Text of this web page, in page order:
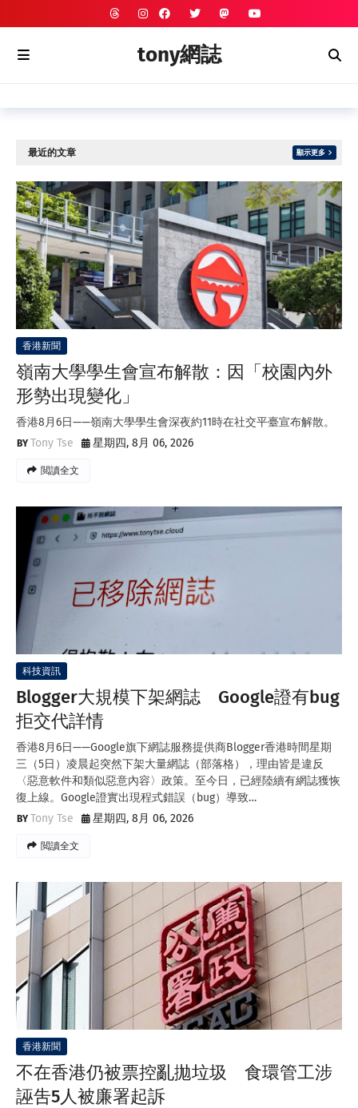
tony網誌
最近的文章 顯示更多
香港新聞
嶺南大學學生會宣布解散：因「校園內外
形勢出現變化」
香港8月6日——嶺南大學學生會深夜約11時在社交平臺宣布解散。
Tony Tse
星期四, 8月 06, 2026
閲讀全文
科技資訊
Blogger大規模下架網誌 Google證有bug
拒交代詳情
香港8月6日——Google旗下網誌服務提供商Blogger香港時間星期
三（5日）凌晨起突然下架大量網誌（部落格），理由皆是違反
〈惡意軟件和類似惡意內容〉政策。至今日，已經陸續有網誌獲恢
復上線。Google證實出現程式錯誤（bug）導致…
Tony Tse
星期四, 8月 06, 2026
閲讀全文
香港新聞
不在香港仍被票控亂拋垃圾 食環管工涉
誣吿5人被廉署起訴